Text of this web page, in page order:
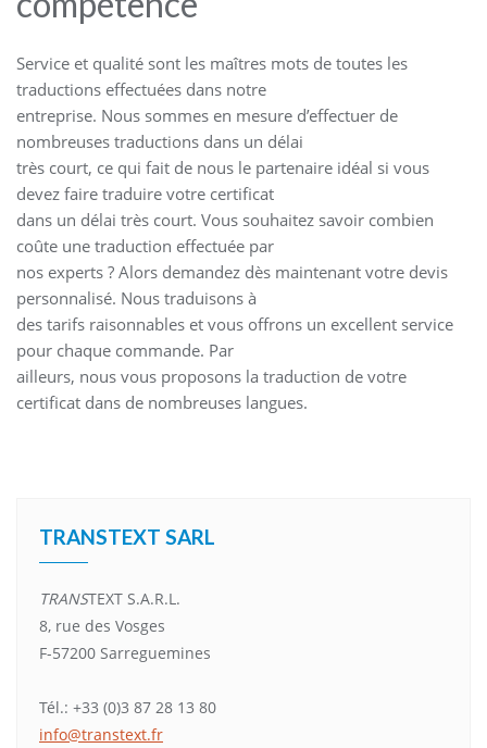
Service et qualité sont les maîtres mots de toutes les
traductions effectuées dans notre
entreprise. Nous sommes en mesure d’effectuer de
nombreuses traductions dans un délai
très court, ce qui fait de nous le partenaire idéal si vous
devez faire traduire votre certificat
dans un délai très court. Vous souhaitez savoir combien
coûte une traduction effectuée par
nos experts ? Alors demandez dès maintenant votre devis
personnalisé. Nous traduisons à
des tarifs raisonnables et vous offrons un excellent service
pour chaque commande. Par
ailleurs, nous vous proposons la traduction de votre
certificat dans de nombreuses langues.
TRANSTEXT SARL
TRANSTEXT S.A.R.L.
8, rue des Vosges
F-57200 Sarreguemines
Tél.: +33 (0)3 87 28 13 80
info@transtext.fr